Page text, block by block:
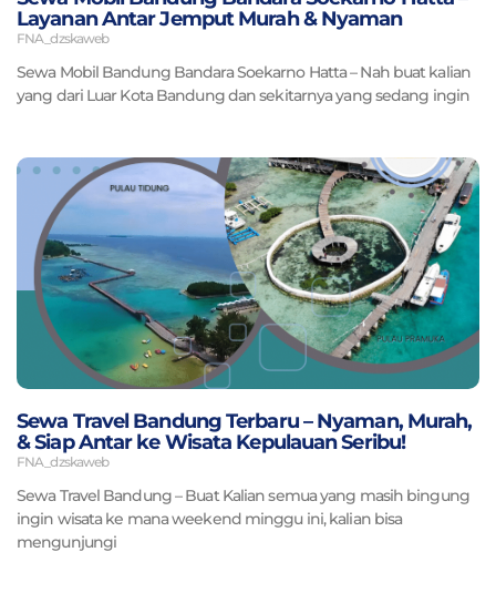
Layanan Antar Jemput Murah & Nyaman
FNA_dzskaweb
Sewa Mobil Bandung Bandara Soekarno Hatta – Nah buat kalian
yang dari Luar Kota Bandung dan sekitarnya yang sedang ingin
Sewa Travel Bandung Terbaru – Nyaman, Murah,
& Siap Antar ke Wisata Kepulauan Seribu!
FNA_dzskaweb
Sewa Travel Bandung – Buat Kalian semua yang masih bingung
ingin wisata ke mana weekend minggu ini, kalian bisa
mengunjungi